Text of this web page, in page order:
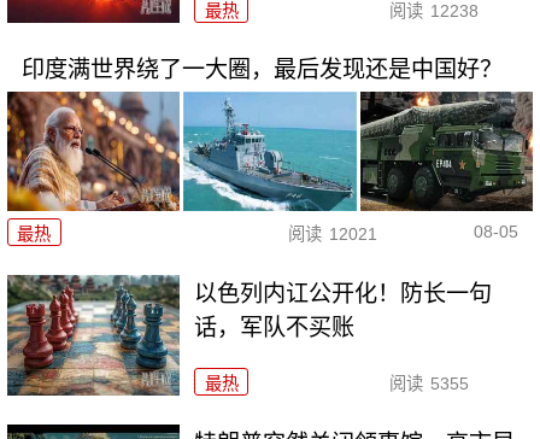
最热 阅读 12238
印度满世界绕了一大圈，最后发现还是中国好？
最热 阅读 12021 08-05
以色列内讧公开化！防长一句
话，军队不买账
最热 阅读 5355